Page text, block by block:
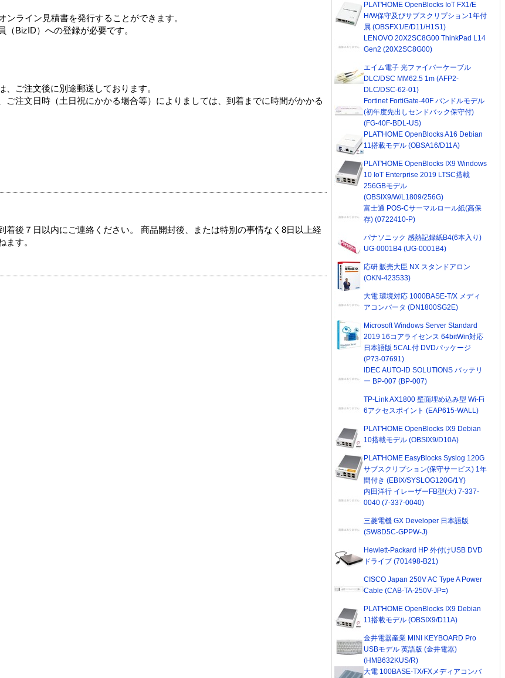
ライン見積書を発行することができます。
BizID）への登録が必要です。
ご注文後に別途郵送しております。
ご注文日時（土日祝にかかる場合等）によりましては、到着までに時間がかかる
着後７日以内にご連絡ください。 商品開封後、または特別の事情なく8日以上経
ます。
PLAT'HOME OpenBlocks IoT FX1/E
H/W保守及びサブスクリプション1年付
属 (OBSFX1/E/D11/H1S1)
LENOVO 20X2SC8G00 ThinkPad L14
Gen2 (20X2SC8G00)
エイム電子 光ファイバーケーブル
DLC/DSC MM62.5 1m (AFP2-
DLC/DSC-62-01)
Fortinet FortiGate-40F バンドルモデル
(初年度先出しセンドバック保守付)
(FG-40F-BDL-US)
PLAT'HOME OpenBlocks A16 Debian
11搭載モデル (OBSA16/D11A)
PLAT'HOME OpenBlocks IX9 Windows
10 IoT Enterprise 2019 LTSC搭載
256GBモデル
(OBSIX9/W/L1809/256G)
富士通 POS-Cサーマルロール紙(高保
存) (0722410-P)
パナソニック 感熱記録紙B4(6本入り)
UG-0001B4 (UG-0001B4)
応研 販売大臣 NX スタンドアロン
(OKN-423533)
大電 環境対応 1000BASE-T/X メディ
アコンバータ (DN1800SG2E)
Microsoft Windows Server Standard
2019 16コアライセンス 64bitWin対応
日本語版 5CAL付 DVDパッケージ
(P73-07691)
IDEC AUTO-ID SOLUTIONS バッテリ
ー BP-007 (BP-007)
TP-Link AX1800 壁面埋め込み型 Wi-Fi
6アクセスポイント (EAP615-WALL)
PLAT'HOME OpenBlocks IX9 Debian
10搭載モデル (OBSIX9/D10A)
PLAT'HOME EasyBlocks Syslog 120G
サブスクリプション(保守サービス) 1年
間付き (EBIX/SYSLOG120G/1Y)
内田洋行 イレーザーFB型(大) 7-337-
0040 (7-337-0040)
三菱電機 GX Developer 日本語版
(SW8D5C-GPPW-J)
Hewlett-Packard HP 外付けUSB DVD
ドライブ (701498-B21)
CISCO Japan 250V AC Type A Power
Cable (CAB-TA-250V-JP=)
PLAT'HOME OpenBlocks IX9 Debian
11搭載モデル (OBSIX9/D11A)
金井電器産業 MINI KEYBOARD Pro
USBモデル 英語版 (金井電器)
(HMB632KUS/R)
大電 100BASE-TX/FXメディアコンバ